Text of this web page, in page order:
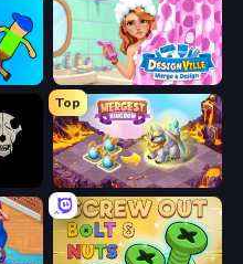
Designville: Merge & Design
Top
Mergest Kingdom